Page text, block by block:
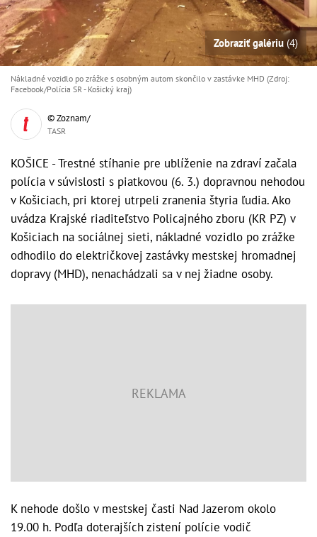
Zobraziť galériu (4)
Nákladné vozidlo po zrážke s osobným autom skončilo v zastávke MHD (Zdroj:
Facebook/Polícia SR - Košický kraj)
© Zoznam/
TASR
KOŠICE - Trestné stíhanie pre ublíženie na zdraví začala
polícia v súvislosti s piatkovou (6. 3.) dopravnou nehodou
v Košiciach, pri ktorej utrpeli zranenia štyria ľudia. Ako
uvádza Krajské riaditeľstvo Policajného zboru (KR PZ) v
Košiciach na sociálnej sieti, nákladné vozidlo po zrážke
odhodilo do električkovej zastávky mestskej hromadnej
dopravy (MHD), nenachádzali sa v nej žiadne osoby.
K nehode došlo v mestskej časti Nad Jazerom okolo
19.00 h. Podľa doterajších zistení polície vodič